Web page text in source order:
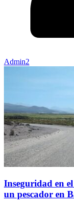
Admin2
Inseguridad en
un pescador en